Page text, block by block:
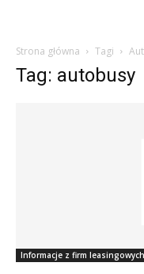
Strona główna Tagi
Tag: autobusy
Informacje z firm leasingowych